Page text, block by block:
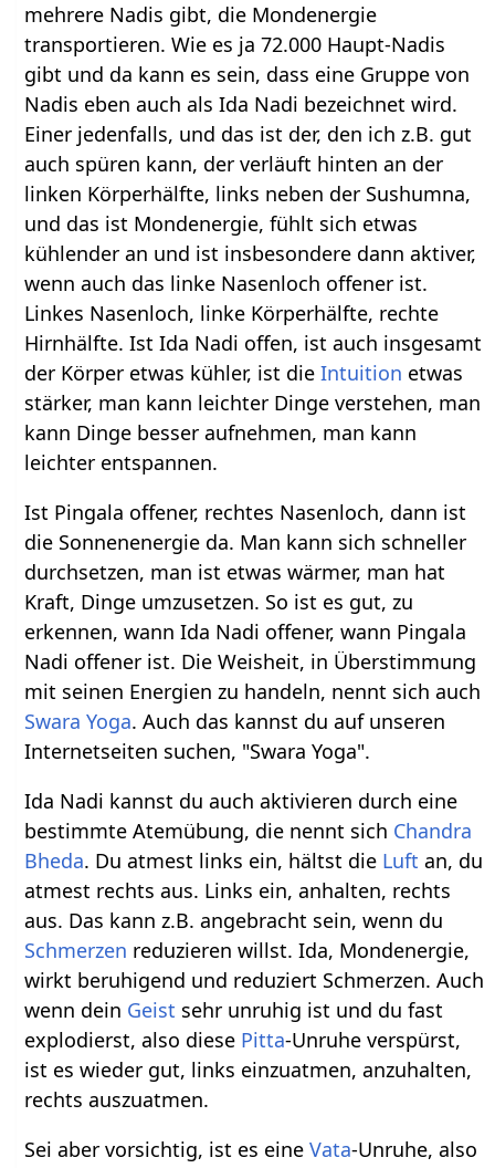
mehrere Nadis gibt, die Mondenergie
transportieren. Wie es ja 72.000 Haupt-Nadis
gibt und da kann es sein, dass eine Gruppe von
Nadis eben auch als Ida Nadi bezeichnet wird.
Einer jedenfalls, und das ist der, den ich z.B. gut
auch spüren kann, der verläuft hinten an der
linken Körperhälfte, links neben der Sushumna,
und das ist Mondenergie, fühlt sich etwas
kühlender an und ist insbesondere dann aktiver,
wenn auch das linke Nasenloch offener ist.
Linkes Nasenloch, linke Körperhälfte, rechte
Hirnhälfte. Ist Ida Nadi offen, ist auch insgesamt
der Körper etwas kühler, ist dieIntuition etwas
stärker, man kann leichter Dinge verstehen, man
kann Dinge besser aufnehmen, man kann
leichter entspannen.
Ist Pingala offener, rechtes Nasenloch, dann ist
die Sonnenenergie da. Man kann sich schneller
durchsetzen, man ist etwas wärmer, man hat
Kraft, Dinge umzusetzen. So ist es gut, zu
erkennen, wann Ida Nadi offener, wann Pingala
Nadi offener ist. Die Weisheit, in Überstimmung
mit seinen Energien zu handeln, nennt sich auch
Swara Yoga. Auch das kannst du auf unseren
Internetseiten suchen, "Swara Yoga".
Ida Nadi kannst du auch aktivieren durch eine
bestimmte Atemübung, die nennt sich Chandra
Bheda. Du atmest links ein, hältst die Luft an, du
atmest rechts aus. Links ein, anhalten, rechts
aus. Das kann z.B. angebracht sein, wenn du
Schmerzen reduzieren willst. Ida, Mondenergie,
wirkt beruhigend und reduziert Schmerzen. Auch
wenn dein Geist sehr unruhig ist und du fast
explodierst, also diese Pitta-Unruhe verspürst,
ist es wieder gut, links einzuatmen, anzuhalten,
rechts auszuatmen.
Sei aber vorsichtig, ist es eineVata-Unruhe, also